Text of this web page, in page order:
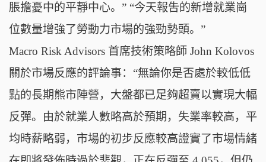
脹擔憂中的平靜中心。” “今天報吿的新增就業崗
位數量增強了勞動力市場的強勁勢頭。”
Macro Risk Advisors 首席技術策略師 John Kolovos
關於市場反應的評論事： “無論你是否處於較低低
點的長期熊市陣營，大盤都已足夠超賣以實現大幅
反彈。由於就業人數略高於預期，失業率較高，平
均時薪略弱，市場的初步反應較高證實了市場情緒